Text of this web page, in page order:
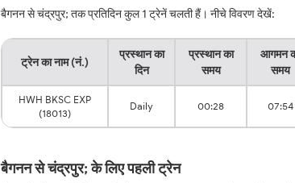
बैगनन से चंद्रपुर; तक प्रतिदिन कुल 1 ट्रेनें चलती हैं। नीचे विवरण देखें:
ट्रेन का नाम (नं.)
प्रस्थान का
दिन
प्रस्थान का
समय
आगमन
समय
HWH BKSC EXP
(18013)
Daily 00:28 07:54
बैगनन से चंद्रपुर; के लिए पहली ट्रेन